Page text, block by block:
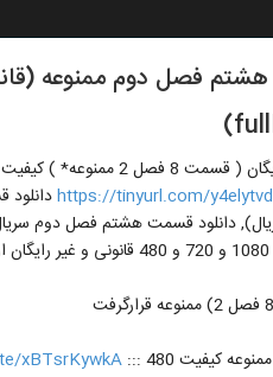
https://tinyurl.com/y4elytvd
xBTsrKywkA